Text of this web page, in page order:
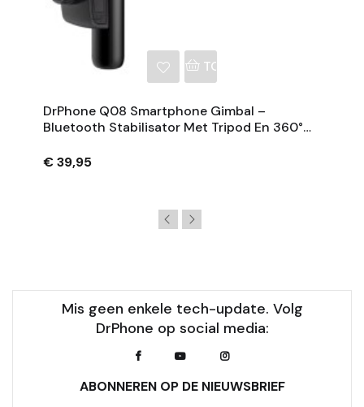
TOEVOEGEN AAN
DrPhone Q08 Smartphone Gimbal –
Bluetooth Stabilisator Met Tripod En 360°
€ 39,95
Mis geen enkele tech-update. Volg
DrPhone op social media:
ABONNEREN OP DE NIEUWSBRIEF